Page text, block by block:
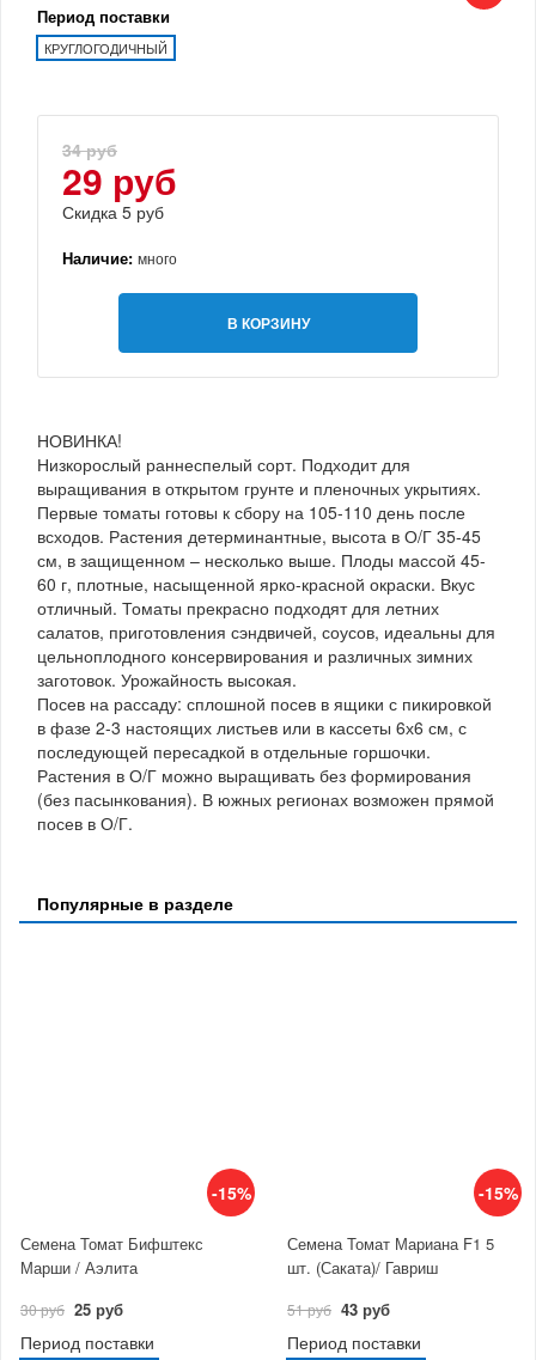
Период поставки
КРУГЛОГОДИЧНЫЙ
34 руб
29 руб
Скидка 5 руб
Наличие: много
В КОРЗИНУ
НОВИНКА!
Низкорослый раннеспелый сорт. Подходит для
выращивания в открытом грунте и пленочных укрытиях.
Первые томаты готовы к сбору на 105-110 день после
всходов. Растения детерминантные, высота в О/Г 35-45
см, в защищенном – несколько выше. Плоды массой 45-
60 г, плотные, насыщенной ярко-красной окраски. Вкус
отличный. Томаты прекрасно подходят для летних
салатов, приготовления сэндвичей, соусов, идеальны для
цельноплодного консервирования и различных зимних
заготовок. Урожайность высокая.
Посев на рассаду: сплошной посев в ящики с пикировкой
в фазе 2-3 настоящих листьев или в кассеты 6х6 см, с
последующей пересадкой в отдельные горшочки.
Растения в О/Г можно выращивать без формирования
(без пасынкования). В южных регионах возможен прямой
посев в О/Г.
Популярные в разделе
-15%
Семена Томат Бифштекс
Марши / Аэлита
30 руб 25 руб
Период поставки
-15%
Семена Томат Мариана F1 5
шт. (Саката)/ Гавриш
51 руб 43 руб
Период поставки